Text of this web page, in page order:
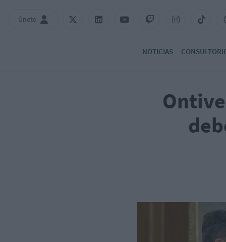
Únete
NOTICIAS